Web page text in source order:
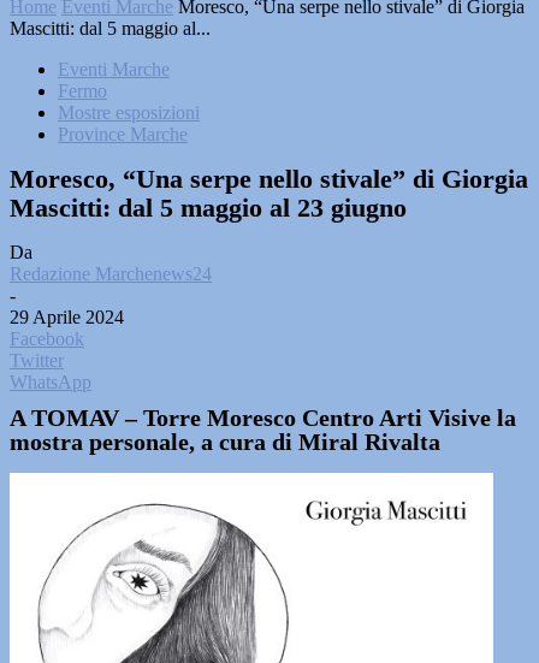
Home Eventi Marche Moresco, “Una serpe nello stivale” di Giorgia
Mascitti: dal 5 maggio al...
Eventi Marche
Fermo
Mostre esposizioni
Province Marche
Moresco, “Una serpe nello stivale” di Giorgia
Mascitti: dal 5 maggio al 23 giugno
Da
Redazione Marchenews24
-
29 Aprile 2024
Facebook
Twitter
WhatsApp
A TOMAV – Torre Moresco Centro Arti Visive la
mostra personale, a cura di Miral Rivalta